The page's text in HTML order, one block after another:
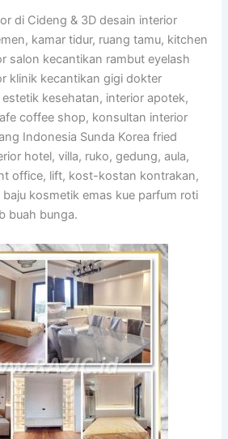
di Cideng & 3D desain interior
kamar tidur, ruang tamu, kitchen
salon kecantikan rambut eyelash
klinik kecantikan gigi dokter
kesehatan, interior apotek,
coffee shop, konsultan interior
Indonesia Sunda Korea fried
hotel, villa, ruko, gedung, aula,
office, lift, kost-kostan kontrakan,
kosmetik emas kue parfum roti
buah bunga.